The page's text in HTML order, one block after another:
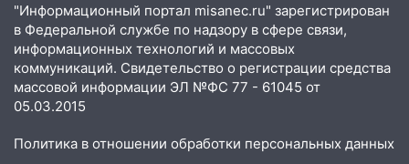
"Информационный портал misanec.ru" зарегистрирован
в Федеральной службе по надзору в сфере связи,
информационных технологий и массовых
коммуникаций. Свидетельство о регистрации средства
массовой информации ЭЛ №ФС 77 - 61045 от
05.03.2015
Политика в отношении обработки персональных данных